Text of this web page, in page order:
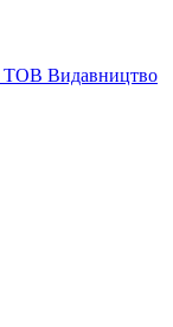
Видавництво